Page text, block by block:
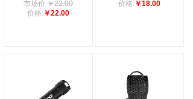
市场价:￥22.00
价格: ￥22.00
价格: ￥18.00